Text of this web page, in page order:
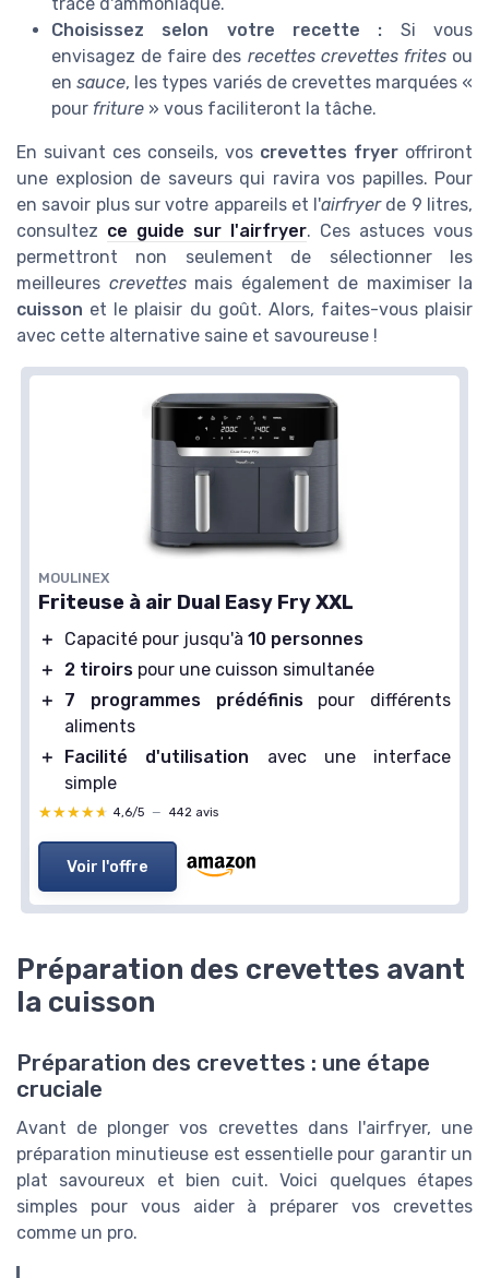
Choisissez selon votre recette : Si vous
envisagez de faire des recettes crevettes fritesou
ensauce, les types variés de crevettes marquées «
pour friture » vous faciliteront la tâche.
En suivant ces conseils, vos crevettes fryer offriront
une explosion de saveurs qui ravira vos papilles. Pour
en savoir plus sur votre appareils et l'airfryerde 9 litres,
consultez ce guide sur l'airfryer. Ces astuces vous
permettront non seulement de sélectionner les
meilleures crevettesmais également de maximiser la
cuisson et le plaisir du goût. Alors, faites-vous plaisir
avec cette alternative saine et savoureuse !
MOULINEX
Friteuse à air Dual Easy Fry XXL
＋ Capacité pour jusqu'à 10 personnes
＋
2 tiroirs pour une cuisson simultanée
＋
7 programmes prédéfinispour différents
aliments
＋
Facilité d'utilisation avec une interface
simple
★★★★★
★★★★★ 4,6/5 — 442 avis
Voir l'offre
Préparation des crevettes avant
la cuisson
Préparation des crevettes : une étape
cruciale
Avant de plonger vos crevettes dans l'airfryer, une
préparation minutieuse est essentielle pour garantir un
plat savoureux et bien cuit. Voici quelques étapes
simples pour vous aider à préparer vos crevettes
comme un pro.